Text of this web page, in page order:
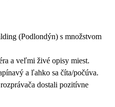
(Podlondýn) s množstvom
a veľmi živé opisy miest.
a ľahko sa číta/počúva.
dostali pozitívne